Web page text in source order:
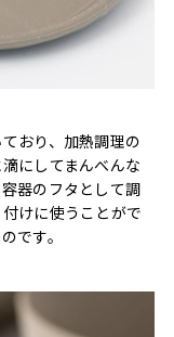
おり、加熱調理の
にしてまんべんな
器のフタとして調
けに使うことがで
です。